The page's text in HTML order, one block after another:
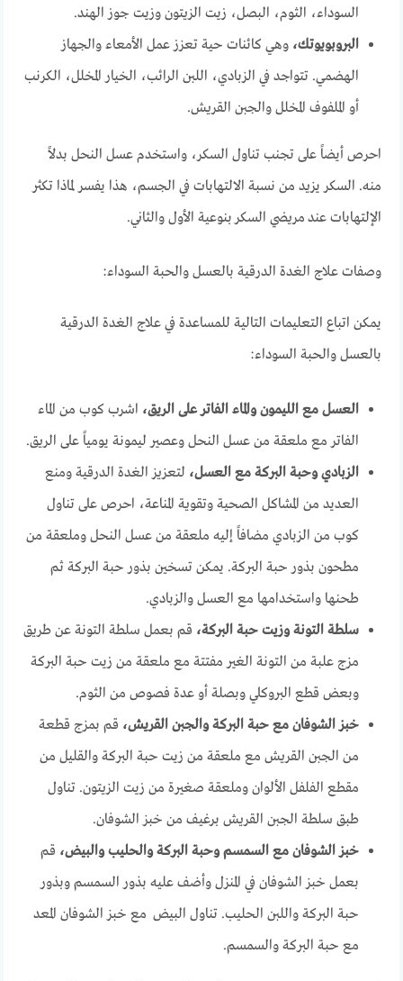
السوداء، الثوم، البصل، زيت الزيتون وزيت جوز الهند.
البروبويوتك، وهي كائنات حية تعزز عمل الأمعاء والجهاز
الهضمي. تتواجد في الزبادي، اللبن الرائب، الخيار المخلل، الكرنب
أو الملفوف المخلل والجبن القريش.
احرص أيضاً على تجنب تناول السكر، واستخدم عسل النحل بدلاً
منه. السكر يزيد من نسبة الالتهابات في الجسم، هذا يفسر لماذا تكثر
الإلتهابات عند مريضي السكر بنوعية الأول والثاني.
وصفات علاج الغدة الدرقية بالعسل والحبة السوداء:
يمكن اتباع التعليمات التالية للمساعدة في علاج الغدة الدرقية
بالعسل والحبة السوداء:
العسل مع الليمون والماء الفاتر على الريق، اشرب كوب من الماء
الفاتر مع ملعقة من عسل النحل وعصير ليمونة يومياً على الريق.
الزبادي وحبة البركة مع العسل، لتعزيز الغدة الدرقية ومنع
العديد من المشاكل الصحية وتقوية المناعة، احرص على تناول
كوب من الزبادي مضافاً إليه ملعقة من عسل النحل وملعقة من
مطحون بذور حبة البركة. يمكن تسخين بذور حبة البركة ثم
طحنها واستخدامها مع العسل والزبادي.
سلطة التونة وزيت حبة البركة، قم بعمل سلطة التونة عن طريق
مزج علبة من التونة الغير مفتتة مع ملعقة من زيت حبة البركة
وبعض قطع البروكلي وبصلة أو عدة فصوص من الثوم.
خبز الشوفان مع حبة البركة والجبن القريش، قم بمزج قطعة
من الجبن القريش مع ملعقة من زيت حبة البركة والقليل من
مقطع الفلفل الألوان وملعقة صغيرة من زيت الزيتون. تناول
طبق سلطة الجبن القريش برغيف من خبز الشوفان.
خبز الشوفان مع السمسم وحبة البركة والحليب والبيض، قم
بعمل خبز الشوفان في المنزل وأضف عليه بذور السمسم وبذور
حبة البركة واللبن الحليب. تناول البيض مع خبز الشوفان المعد
مع حبة البركة والسمسم.